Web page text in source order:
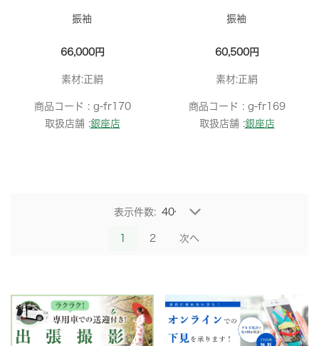
振袖
66,000円
素材:正絹
商品コード : g-fr170
取扱店舗 :銀座店
振袖
60,500円
素材:正絹
商品コード : g-fr169
取扱店舗 :銀座店
表示件数:
2 次へ